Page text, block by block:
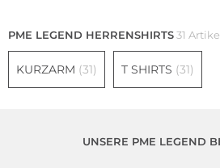
PME LEGEND HERRENSHIRTS31
KURZARM (31) T SHIRTS (31)
UNSERE PME LEGEND